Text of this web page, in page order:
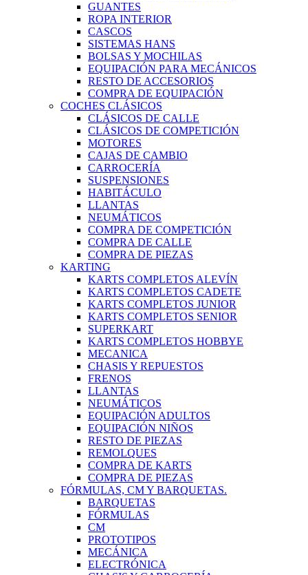
GUANTES
ROPA INTERIOR
CASCOS
SISTEMAS HANS
BOLSAS Y MOCHILAS
EQUIPACIÓN PARA MECÁNICOS
RESTO DE ACCESORIOS
COMPRA DE EQUIPACIÓN
COCHES CLÁSICOS
CLÁSICOS DE CALLE
CLÁSICOS DE COMPETICIÓN
MOTORES
CAJAS DE CAMBIO
CARROCERÍA
SUSPENSIONES
HABITÁCULO
LLANTAS
NEUMÁTICOS
COMPRA DE COMPETICIÓN
COMPRA DE CALLE
COMPRA DE PIEZAS
KARTING
KARTS COMPLETOS ALEVÍN
KARTS COMPLETOS CADETE
KARTS COMPLETOS JUNIOR
KARTS COMPLETOS SENIOR
SUPERKART
KARTS COMPLETOS HOBBYE
MECANICA
CHASIS Y REPUESTOS
FRENOS
LLANTAS
NEUMÁTICOS
EQUIPACIÓN ADULTOS
EQUIPACIÓN NIÑOS
RESTO DE PIEZAS
REMOLQUES
COMPRA DE KARTS
COMPRA DE PIEZAS
FÓRMULAS, CM Y BARQUETAS.
BARQUETAS
FÓRMULAS
CM
PROTOTIPOS
MECÁNICA
ELECTRÓNICA